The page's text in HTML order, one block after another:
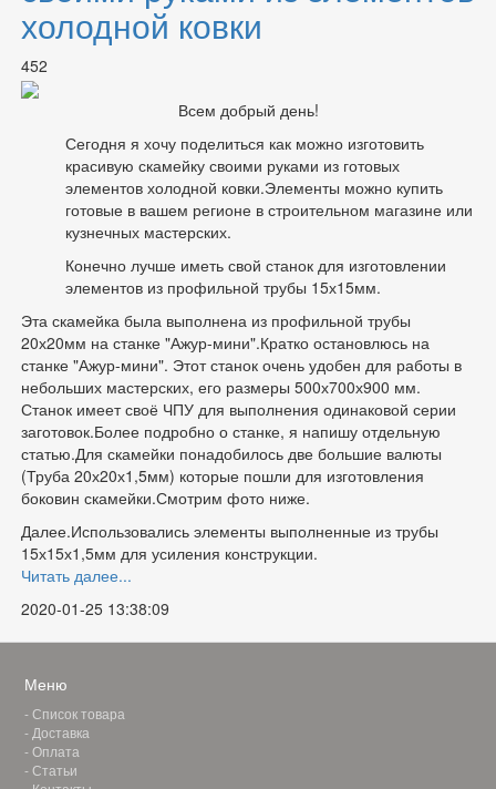
холодной ковки
452
Всем добрый день!
Сегодня я хочу поделиться как можно изготовить
красивую скамейку своими руками из готовых
элементов холодной ковки.Элементы можно купить
готовые в вашем регионе в строительном магазине или
кузнечных мастерских.
Конечно лучше иметь свой станок для изготовлении
элементов из профильной трубы 15х15мм.
Эта скамейка была выполнена из профильной трубы
20х20мм на станке "Ажур-мини".Кратко остановлюсь на
станке "Ажур-мини". Этот станок очень удобен для работы в
небольших мастерских, его размеры 500х700х900 мм.
Станок имеет своё ЧПУ для выполнения одинаковой серии
заготовок.Более подробно о станке, я напишу отдельную
статью.Для скамейки понадобилось две большие валюты
(Труба 20х20х1,5мм) которые пошли для изготовления
боковин скамейки.Смотрим фото ниже.
Далее.Использовались элементы выполненные из трубы
15х15х1,5мм для усиления конструкции.
Читать далее...
2020-01-25 13:38:09
Меню
-Список товара
- Доставка
-Оплата
-Статьи